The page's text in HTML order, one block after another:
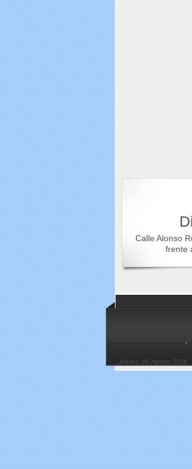
Calle Alonso
frente
Jueves, 06 Agosto 2026